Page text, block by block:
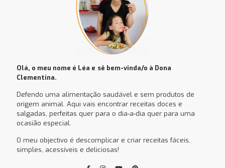
Olá, o meu nome é Léa e sê bem-vinda/o à Dona
Clementina.
Defendo uma alimentação saudável e sem produtos de
origem animal. Aqui vais encontrar receitas doces e
salgadas, perfeitas quer para o dia-a-dia quer para uma
ocasião especial.
O meu objectivo é descomplicar e criar receitas fáceis,
simples, acessíveis e deliciosas!